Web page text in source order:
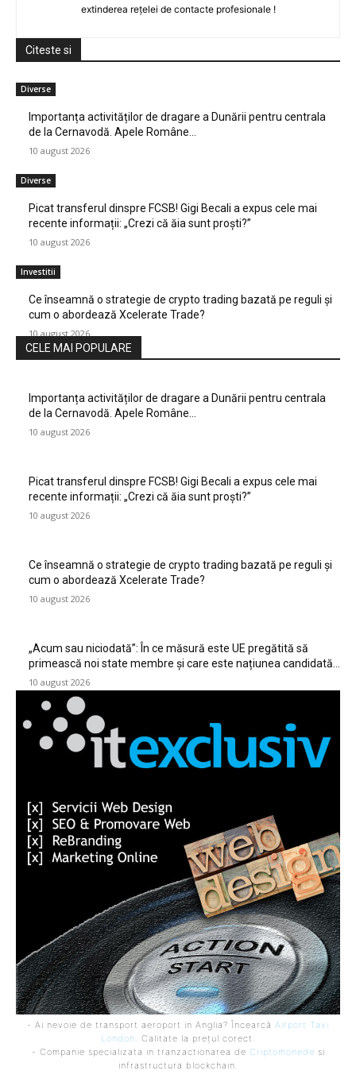
extinderea rețelei de contacte profesionale !
Citeste si
Diverse
Importanța activităților de dragare a Dunării pentru centrala
de la Cernavodă. Apele Române…
10 august 2026
Diverse
Picat transferul dinspre FCSB! Gigi Becali a expus cele mai
recente informații: „Crezi că ăia sunt proști?”
10 august 2026
Investitii
Ce înseamnă o strategie de crypto trading bazată pe reguli și
cum o abordează Xcelerate Trade?
10 august 2026
CELE MAI POPULARE
Importanța activităților de dragare a Dunării pentru centrala
de la Cernavodă. Apele Române…
10 august 2026
Picat transferul dinspre FCSB! Gigi Becali a expus cele mai
recente informații: „Crezi că ăia sunt proști?”
10 august 2026
Ce înseamnă o strategie de crypto trading bazată pe reguli și
cum o abordează Xcelerate Trade?
10 august 2026
„Acum sau niciodată”: În ce măsură este UE pregătită să
primească noi state membre și care este națiunea candidată…
10 august 2026
- Ai nevoie de transport aeroport in Anglia? Încearcă Airport Taxi
London. Calitate la prețul corect.
- Companie specializata in tranzactionarea de Criptomonede si
infrastructura blockchain.